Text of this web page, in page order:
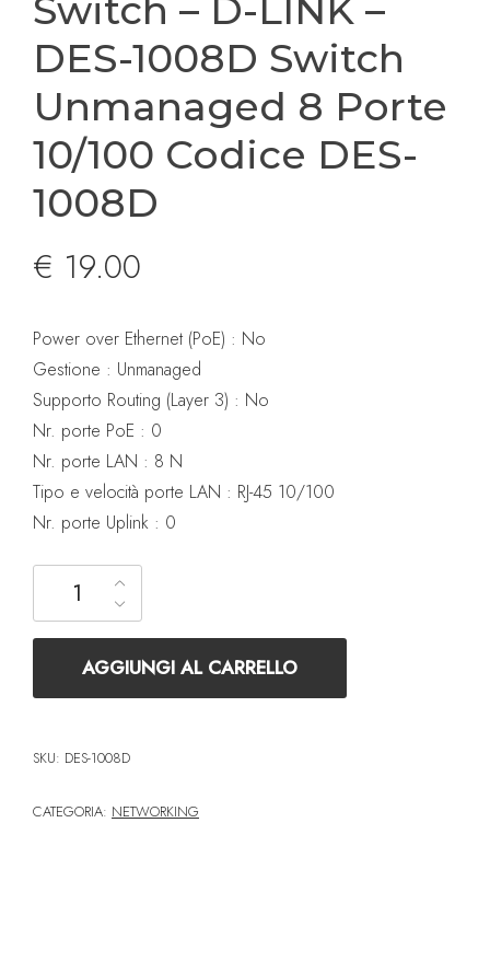
DES-1008D Switch
Unmanaged 8 Porte
10/100 Codice DES-
1008D
€ 19.00
Power over Ethernet (PoE) : No
Gestione : Unmanaged
Supporto Routing (Layer 3) : No
Nr. porte PoE : 0
Nr. porte LAN : 8 N
Tipo e velocità porte LAN : RJ-45 10/100
Nr. porte Uplink : 0
Switch - D-LINK - DES-1008D Switch Unmanaged 8 Porte 10/
AGGIUNGI AL CARRELLO
SKU: DES-1008D
CATEGORIA: NETWORKING